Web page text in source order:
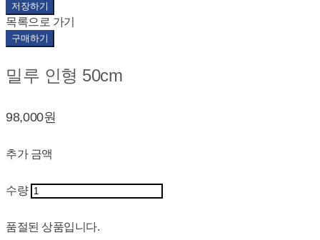
저장하기
목록으로 가기
구매하기
밀루 인형 50cm
98,000원
추가 금액
수량
품절된 상품입니다.